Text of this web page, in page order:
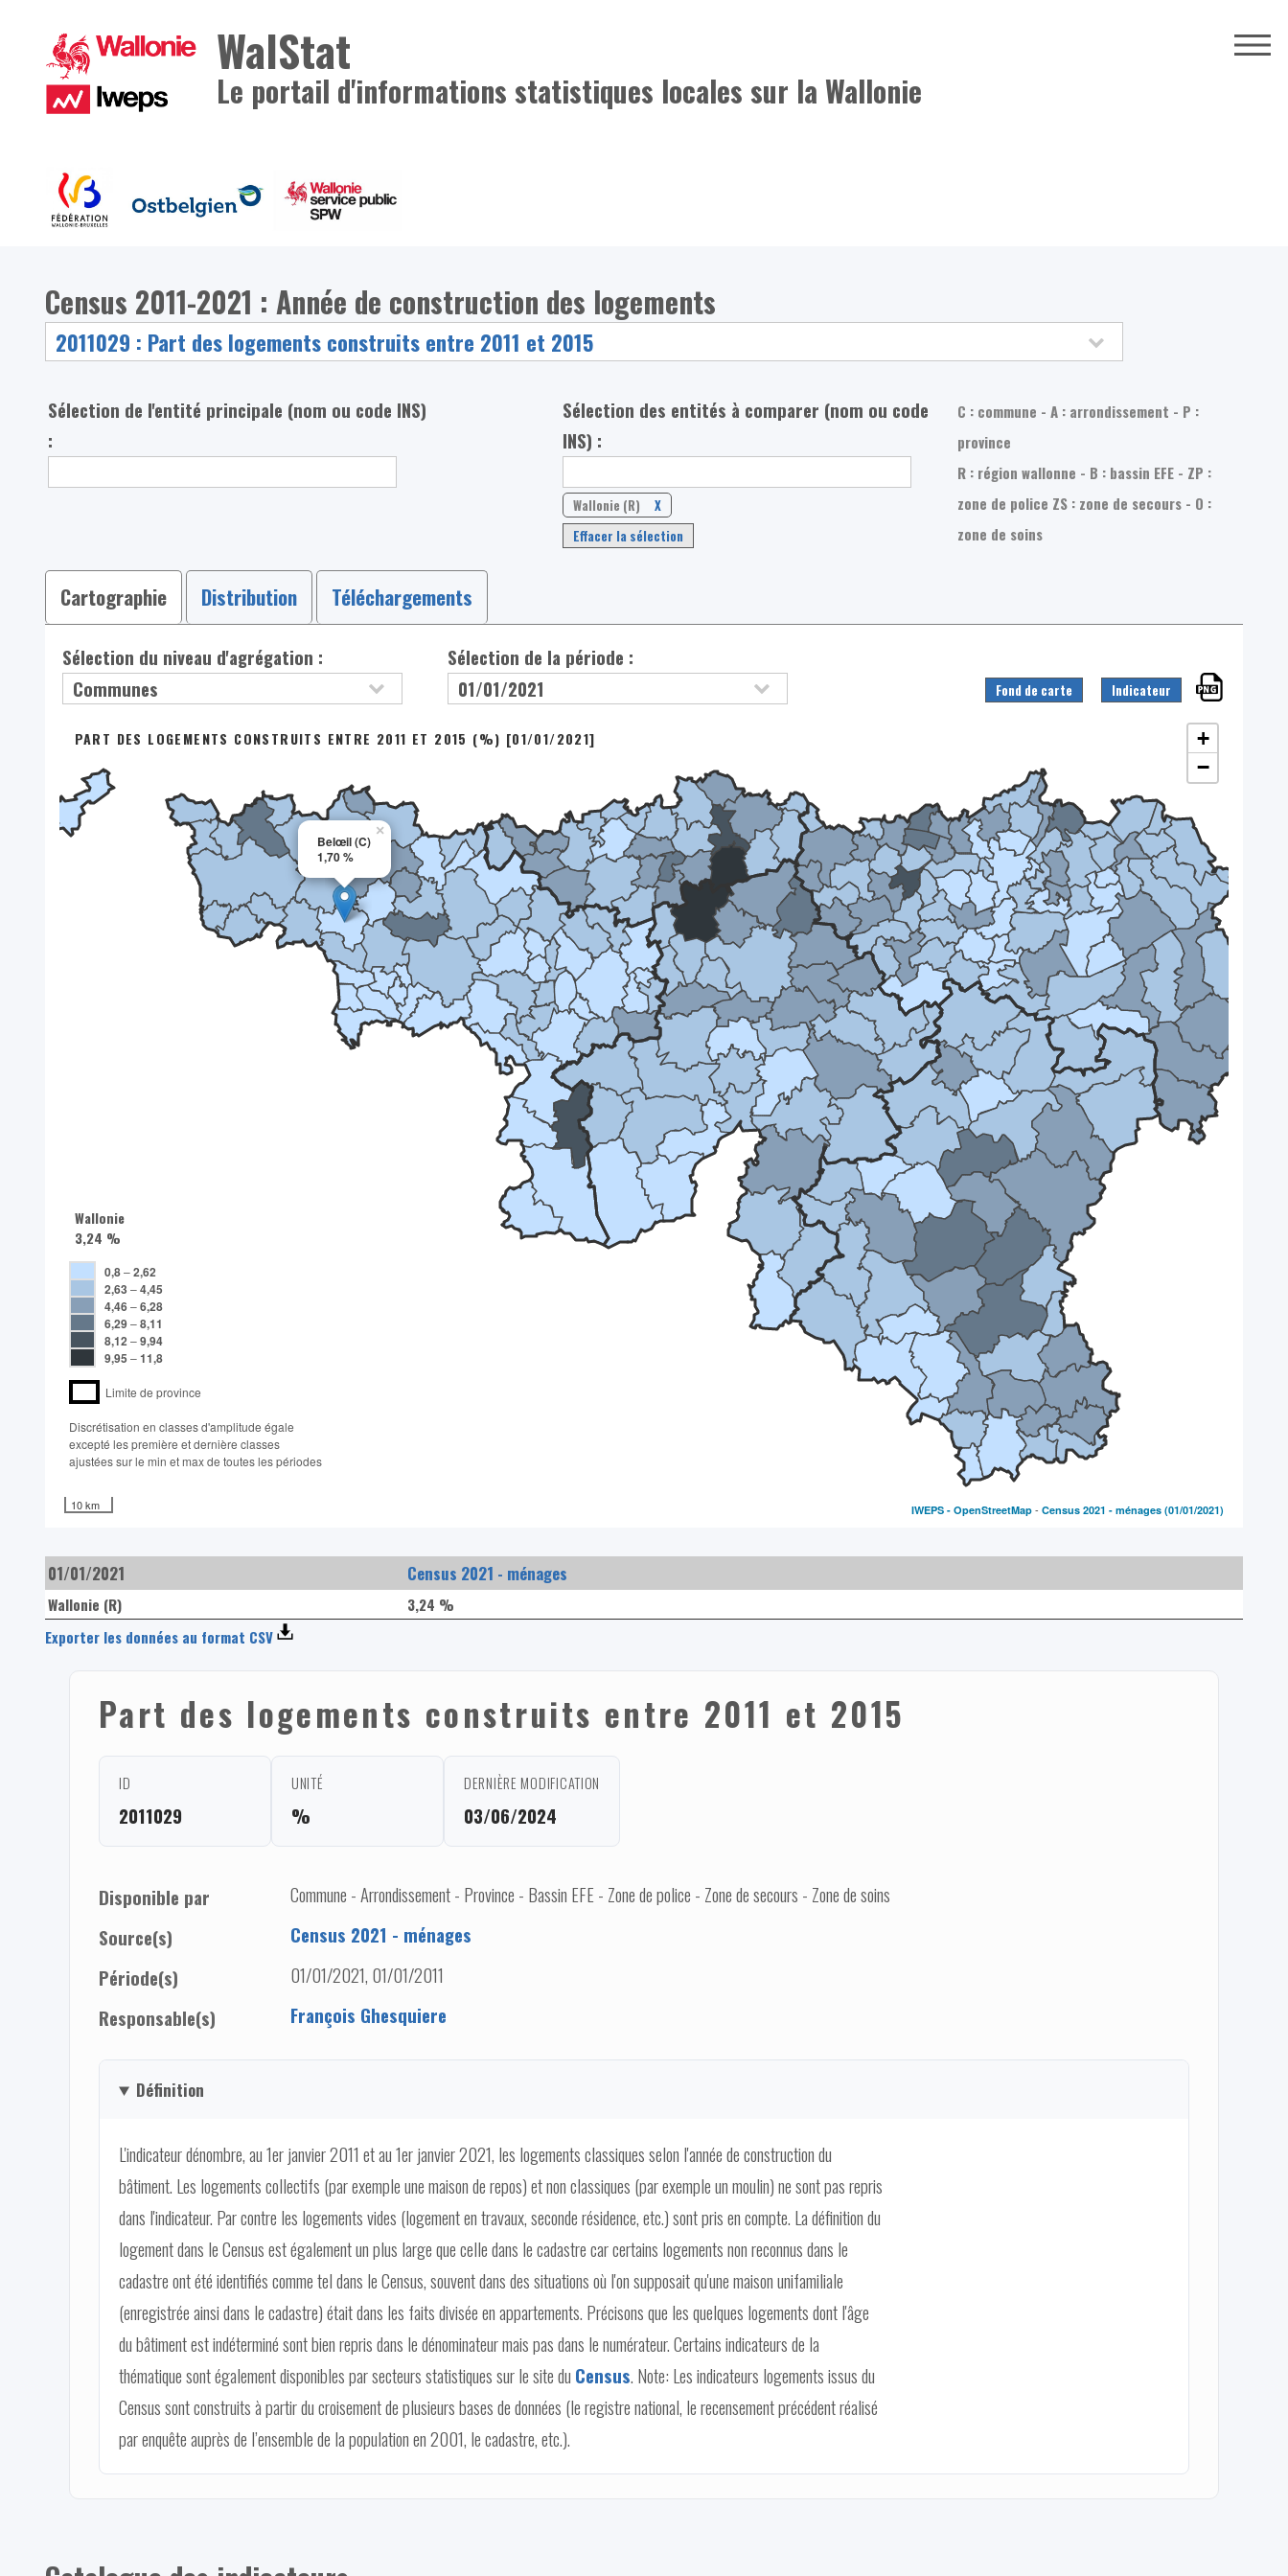
WalStat
Le portail d'informations statistiques locales sur la Wallonie
Census 2011-2021 : Année de construction des logements
Sélection de l'entité principale (nom ou code INS)
:
Sélection des entités à comparer (nom ou code
INS) :
Wallonie (R)
X
Effacer la sélection
C : commune - A : arrondissement - P :
province
R : région wallonne - B : bassin EFE - ZP :
zone de police ZS : zone de secours - O :
zone de soins
Cartographie Distribution Téléchargements
Sélection du niveau d'agrégation : Sélection de la période :
Fond de carte Indicateur
Belœil (C)
1,70 %
×
PART DES LOGEMENTS CONSTRUITS ENTRE 2011 ET 2015 (%) [01/01/2021]
+
−
Wallonie
3,24 %
0,8–2,62
2,63 –4,45
4,46–6,28
6,29–8,11
8,12 –9,94
9,95 –11,8
Limite de province
Discrétisation en classes d'amplitude égale​
excepté les première et dernière classes
ajustées sur le min et max de toutes les périodes
10 km IWEPS -OpenStreetMap -Census 2021 - ménages (01/01/2021)
01/01/2021 Census 2021 - ménages
Wallonie (R)
3,24 %
Exporter les données au format CSV
Part des logements construits entre 2011 et 2015
ID
2011029
UNITÉ
%
DERNIÈRE MODIFICATION
03/06/2024
Disponible par
Commune - Arrondissement - Province - Bassin EFE - Zone de police - Zone de secours - Zone de soins
Source(s)
Census 2021 - ménages
Période(s)
01/01/2021, 01/01/2011
Responsable(s)
François Ghesquiere
Définition
L'indicateur dénombre, au 1er janvier 2011 et au 1er janvier 2021, les logements classiques selon l'année de construction du
bâtiment. Les logements collectifs (par exemple une maison de repos) et non classiques (par exemple un moulin) ne sont pas repris
dans l'indicateur. Par contre les logements vides (logement en travaux, seconde résidence, etc.) sont pris en compte. La définition du
logement dans le Census est également un plus large que celle dans le cadastre car certains logements non reconnus dans le
cadastre ont été identifiés comme tel dans le Census, souvent dans des situations où l'on supposait qu'une maison unifamiliale
(enregistrée ainsi dans le cadastre) était dans les faits divisée en appartements. Précisons que les quelques logements dont l'âge
du bâtiment est indéterminé sont bien repris dans le dénominateur mais pas dans le numérateur. Certains indicateurs de la
thématique sont également disponibles par secteurs statistiques sur le site du Census. Note: Les indicateurs logements issus du
Census sont construits à partir du croisement de plusieurs bases de données (le registre national, le recensement précédent réalisé
par enquête auprès de l’ensemble de la population en 2001, le cadastre, etc.).